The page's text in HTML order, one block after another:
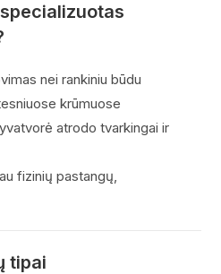
nei rankiniu būdu
krūmuose
atrodo tvarkingai ir
fizinių pastangų,
tipai